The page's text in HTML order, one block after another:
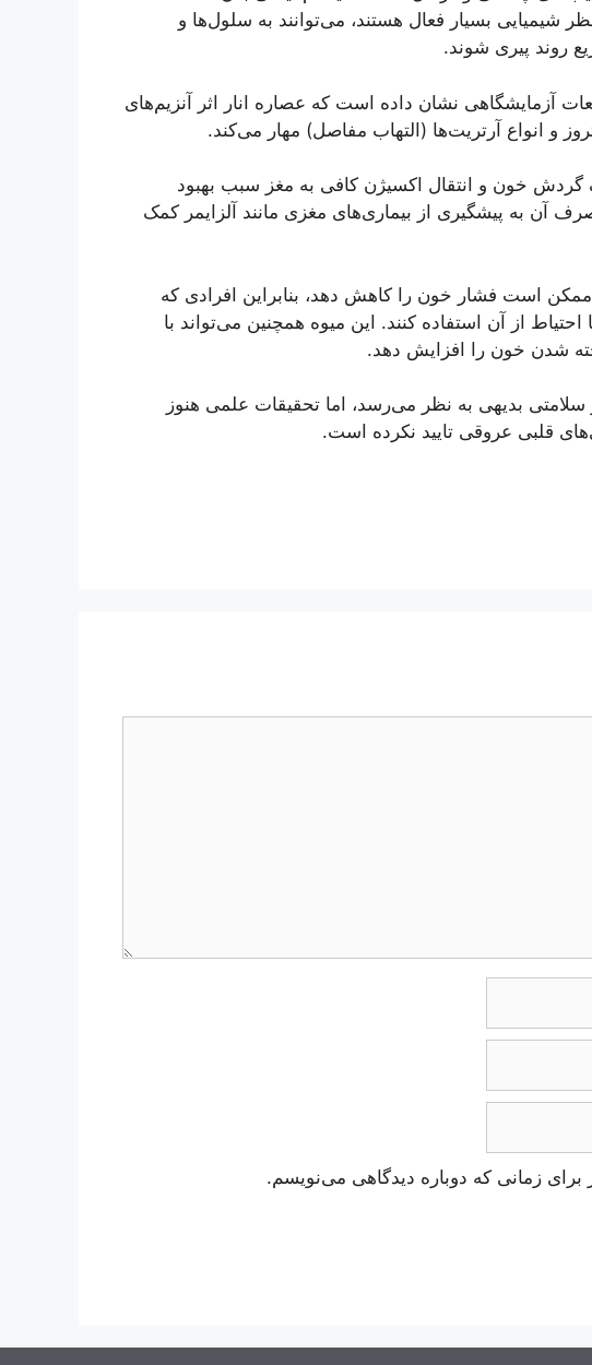
شیمیایی بسیار فعال هستند، می‌توانند به سلول‌ها و
روند پیری شوند.
آزمایشگاهی نشان داده است که عصاره انار اثر آنزیم‌های
و انواع آرتریت‌ها (التهاب مفاصل) مهار می‌کند.
گردش خون و انتقال اکسیژن کافی به مغز سبب بهبود
آن به پیشگیری از بیماری‌های مغزی مانند آلزایمر کمک
است فشار خون را کاهش دهد، بنابراین افرادی که
از آن استفاده کنند. این میوه همچنین می‌تواند با
شدن خون را افزایش دهد.
سلامتی بدیهی به نظر می‌رسد، اما تحقیقات علمی هنوز
قلبی عروقی تایید نکرده است.
زمانی که دوباره دیدگاهی می‌نویسم.